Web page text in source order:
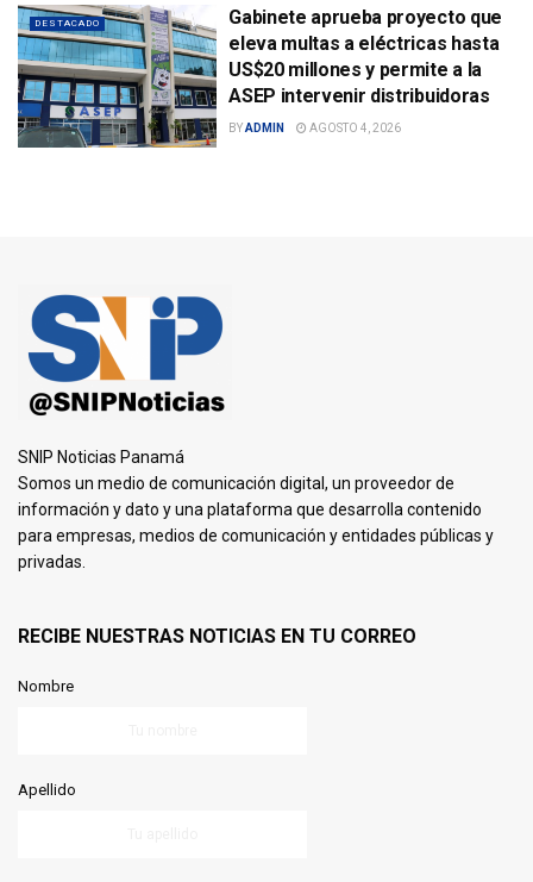
DESTACADO
Gabinete aprueba proyecto que
eleva multas a eléctricas hasta
US$20 millones y permite a la
ASEP intervenir distribuidoras
BYADMIN AGOSTO 4, 2026
SNIP Noticias Panamá
Somos un medio de comunicación digital, un proveedor de
información y dato y una plataforma que desarrolla contenido
para empresas, medios de comunicación y entidades públicas y
privadas.
RECIBE NUESTRAS NOTICIAS EN TU CORREO
Nombre
Apellido